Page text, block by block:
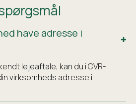
have adresse i
lejeaftale, kan du i CVR-
virksomheds adresse i